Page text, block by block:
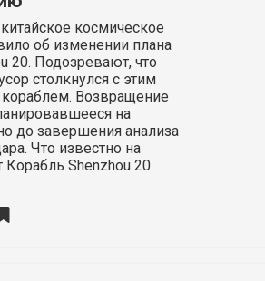
космическое
об изменении плана
20. Подозревают, что
столкнулся с этим
Возвращение
на
до завершения анализа
Что известно на
Shenzhou 20